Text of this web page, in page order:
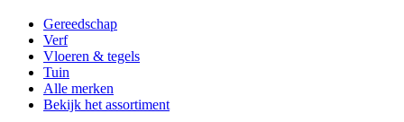
Gereedschap
Verf
Vloeren & tegels
Tuin
Alle merken
Bekijk het assortiment